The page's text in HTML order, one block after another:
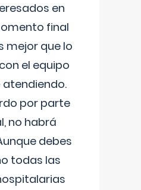
en
final
mejor que lo
el equipo
atendiendo.
por parte
no habrá
debes
todas las